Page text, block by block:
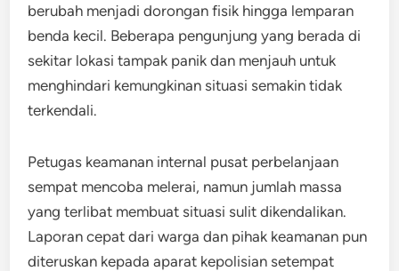
berubah menjadi dorongan fisik hingga lemparan
benda kecil. Beberapa pengunjung yang berada di
sekitar lokasi tampak panik dan menjauh untuk
menghindari kemungkinan situasi semakin tidak
terkendali.
Petugas keamanan internal pusat perbelanjaan
sempat mencoba melerai, namun jumlah massa
yang terlibat membuat situasi sulit dikendalikan.
Laporan cepat dari warga dan pihak keamanan pun
diteruskan kepada aparat kepolisian setempat